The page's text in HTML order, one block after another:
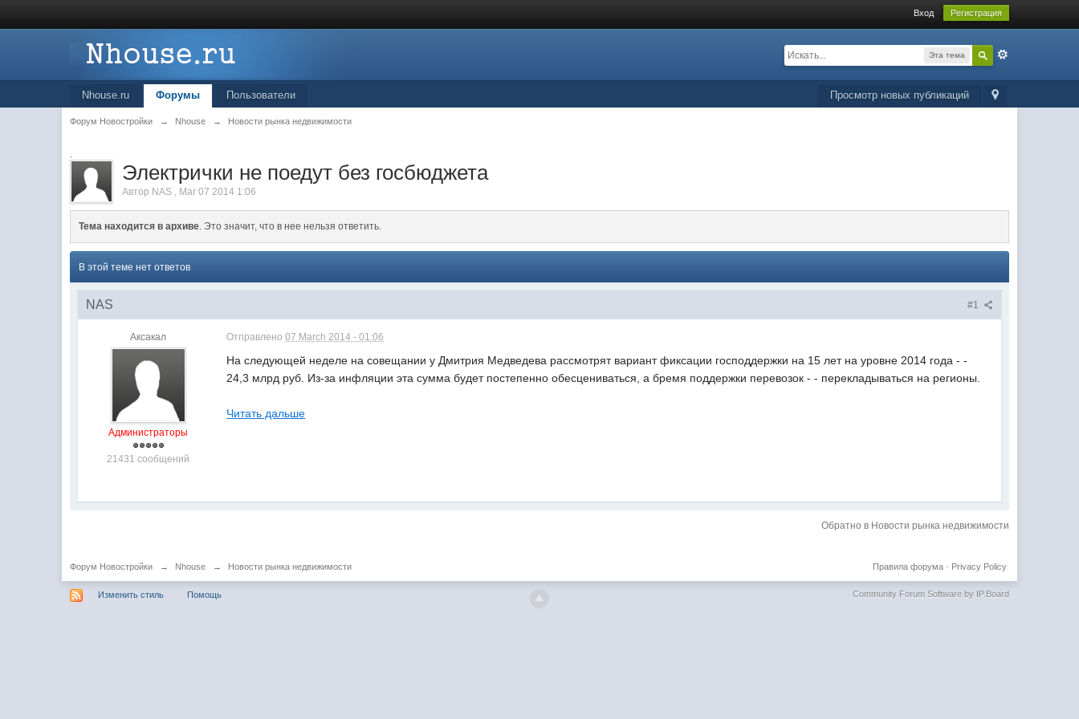
Вход Регистрация
Эта тема
Просмотр новых публикаций
Nhouse.ru Форумы Пользователи
Форум Новостройки → Nhouse → Новости рынка недвижимости
.
Электрички не поедут без госбюджета
Автор NAS , Mar 07 2014 1:06
Тема находится в архиве. Это значит, что в нее нельзя ответить.
В этой теме нет ответов
#1
NAS
Аксакал
Администраторы
21431 сообщений
Отправлено07 March 2014 - 01:06
На следующей неделе на совещании у Дмитрия Медведева рассмотрят вариант фиксации господдержки на 15 лет на уровне 2014 года - -
24,3 млрд руб. Из-за инфляции эта сумма будет постепенно обесцениваться, а бремя поддержки перевозок - - перекладываться на регионы.
Читать дальше
Обратно в Новости рынка недвижимости
Форум Новостройки → Nhouse → Новости рынка недвижимости Privacy Policy
Правила форума·
Изменить стиль Помощь Community Forum Software by IP.Board